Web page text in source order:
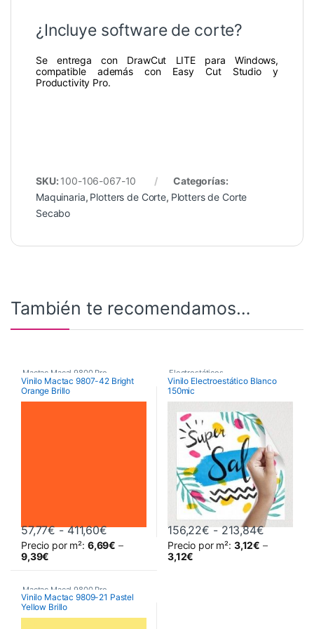
¿Incluye software de corte?
Se entrega con DrawCut LITE para Windows,
compatible además con Easy Cut Studio y
Productivity Pro.
SKU: 100-106-067-10
Categorías:
Maquinaria, Plotters de Corte, Plotters de Corte
Secabo
También te recomendamos…
Mactac Macal 9800 Pro
Poliméricos,
Vinilo Mactac 9807-42 Bright
Orange Brillo
57,77€ - 411,60€Rango de precios: desde 57,77€ hasta
Precio por m²: 6,69€ –
9,39€
Este producto tiene múltiples variantes. Las opciones se
Electrostáticos
Vinilos De Impresión
Vinilo Electroestático Blanco
150mic
156,22€ - 213,84€Rango
Precio por m²: 3,12€ –
3,12€
Este producto tiene múltiples
Mactac Macal 9800 Pro
Poliméricos,
Vinilo Mactac 9809-21 Pastel
Yellow Brillo